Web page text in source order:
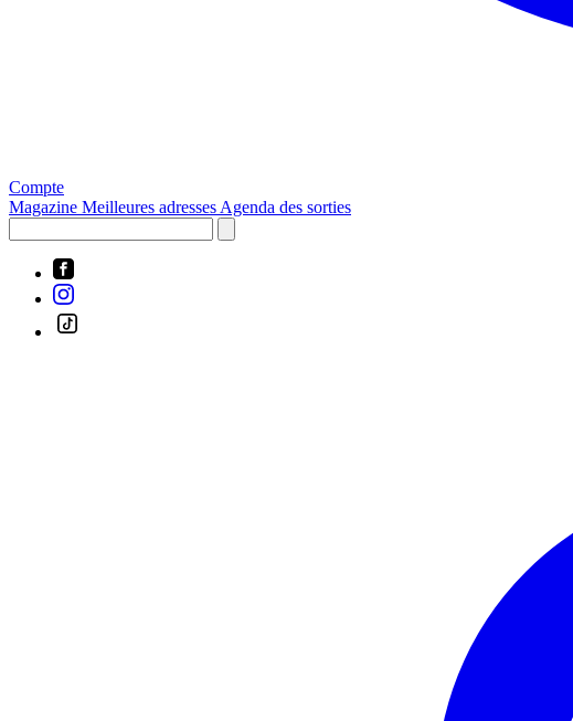
Compte
Magazine Meilleures adresses Agenda des sorties